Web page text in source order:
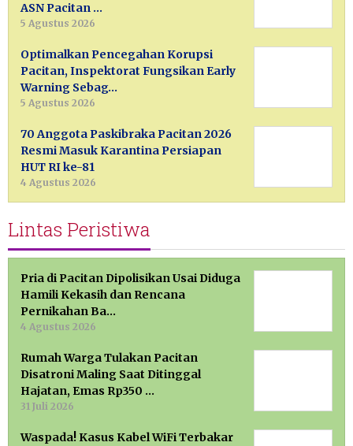
ASN Pacitan …
5 Agustus 2026
Optimalkan Pencegahan Korupsi
Pacitan, Inspektorat Fungsikan Early
Warning Sebag…
5 Agustus 2026
70 Anggota Paskibraka Pacitan 2026
Resmi Masuk Karantina Persiapan
HUT RI ke-81
4 Agustus 2026
Lintas Peristiwa
Pria di Pacitan Dipolisikan Usai Diduga
Hamili Kekasih dan Rencana
Pernikahan Ba…
4 Agustus 2026
Rumah Warga Tulakan Pacitan
Disatroni Maling Saat Ditinggal
Hajatan, Emas Rp350 …
31 Juli 2026
Waspada! Kasus Kabel WiFi Terbakar